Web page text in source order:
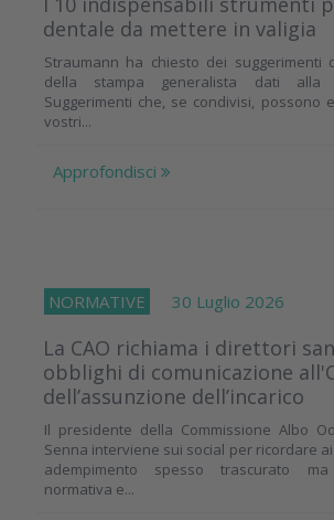
dentale da mettere in valigia
Straumann ha chiesto dei suggerimenti
della stampa generalista dati alla
Suggerimenti che, se condivisi, possono
vostri...
Approfondisci
NORMATIVE 30 Luglio 2026
La CAO richiama i direttori
obblighi di comunicazione
dell’assunzione dell’incarico
Il presidente della Commissione Albo
Senna interviene sui social per ricordare
adempimento spesso trascurato
normativa e...